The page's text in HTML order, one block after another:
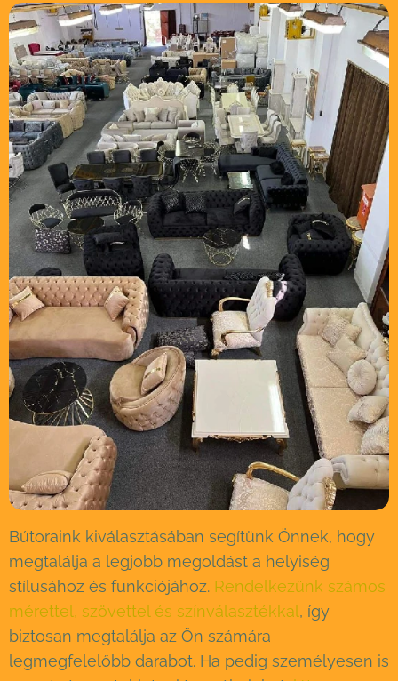
Bútoraink kiválasztásában segítünk Önnek, hogy
megtalálja a legjobb megoldást a helyiség
stílusához és funkciójához. Rendelkezünk számos
mérettel, szövettel és színválasztékkal , így
biztosan megtalálja az Ön számára
legmegfelelőbb darabot. Ha pedig személyesen is